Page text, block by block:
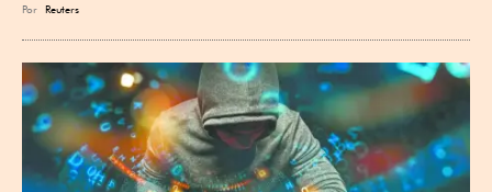
Por Reuters